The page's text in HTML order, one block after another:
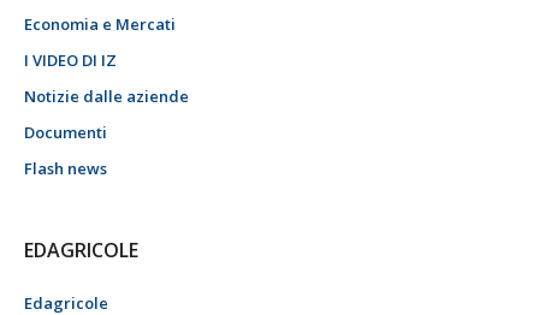
Economia e Mercati
I VIDEO DI IZ
Notizie dalle aziende
Documenti
Flash news
EDAGRICOLE
Edagricole